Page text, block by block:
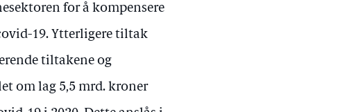
for å kompensere
19. Ytterligere tiltak
tiltakene og
om lag 5,5 mrd. kroner